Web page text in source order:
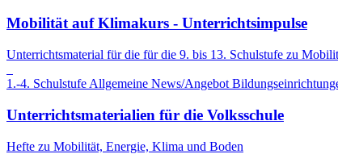
Mobilität auf Klimakurs - Unterrichtsimpulse
Unterrichtsmaterial für die für die 9. bis 13. Schulstufe zu
1.-4. Schulstufe Allgemeine News/Angebot
Unterrichtsmaterialien für die Volksschule
Hefte zu Mobilität, Energie, Klima und Boden